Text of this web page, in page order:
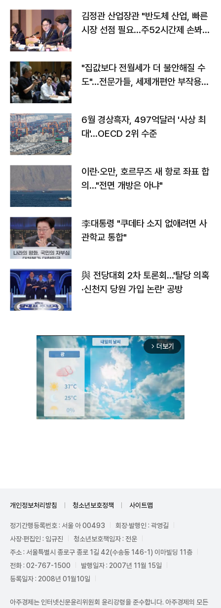
김정관 산업장관 "반도체 산업, 빠른
시장 선점 필요…주52시간제 손봐
"집값보다 전월세가 더 불안해질 수
도"…전문가들, 세제개편안 부작용
6월 경상흑자, 497억달러 '사상 최
대'…OECD 2위 수준
이란·오만, 호르무즈 새 항로 좌표 합
의…"전면 개방은 아냐"
李대통령 "쿠데타 소지 없애려면 사
관학교 통합"
與 전당대회 2차 토론회…'탈당 의혹
·신천지 당원 가입 논란' 공방
arrow_forward_ios 더보기
개인정보처리방침 청소년보호정책 사이트맵
정기간행등록번호 : 서울 아 00493
회장·발행인 : 곽영길
사장·편집인 : 임규진
청소년보호책임자 : 전운
주소 : 서울특별시 종로구 종로 1길 42(수송동 146-1) 이마빌딩 11층
전화 : 02-767-1500
발행일자 : 2007년 11월 15일
등록일자 : 2008년 01월10일
아주경제는 인터넷신문윤리위원회 윤리강령을 준수합니다. 아주경제의 모든